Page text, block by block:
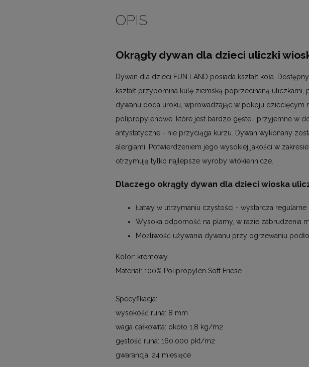
OPIS
Okrągły dywan dla dzieci uliczki
Dywan dla dzieci FUN LAND posiada kształt koła.
kształt przypomina kulę ziemską poprzecinaną
dywanu doda uroku, wprowadzając w pokoju dziecięcym
polipropylenowe, które jest bardzo gęste i przyjemne w
antystatyczne - nie przyciąga kurzu. Dywan wykonany
alergiami. Potwierdzeniem jego wysokiej jakości w
otrzymują tylko najlepsze wyroby włókiennicze.
Dlaczego okrągły dywan dla dzieci wioska
Łatwy w utrzymaniu czystości - wystarcza
Wysoka odporność na plamy, w razie zabrudzenia
Możliwość używania dywanu przy ogrzewaniu
Kolor: kremowy
Materiał: 100% Polipropylen Soft Friese
Specyfikacja:
wysokość runa: 8 mm
waga całkowita: około 1,8 kg/m2
gęstość runa: 160.000 pkt/m2
gwarancja: 24 miesiące